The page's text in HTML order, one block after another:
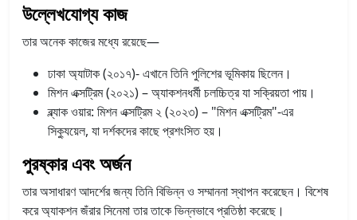
উল্লেখযোগ্য কাজ
তার অনেক কাজের মধ্যে রয়েছে—
ঢাকা অ্যাটাক (২০১৭)- এখানে তিনি পুলিশের ভূমিকায় ছিলেন।
মিশন এক্সট্রিম (২০২১) – অ্যাকশনধর্মী চলচ্চিত্র যা সক্রিয়তা পায়।
ব্ল্যাক ওয়ার: মিশন এক্সট্রিম ২ (২০২৩) – "মিশন এক্সট্রিম"-এর
সিক্যুয়েল, যা দর্শকদের কাছে প্রশংসিত হয়।
পুরষ্কার এবং অর্জন
তার অসাধারণ আদর্শের জন্য তিনি বিভিন্ন ও সম্মাননা স্থাপন করেছেন। বিশেষ
করে অ্যাকশন জঁরার সিনেমা তার তাকে ভিন্নভাবে প্রতিষ্ঠা করেছে।